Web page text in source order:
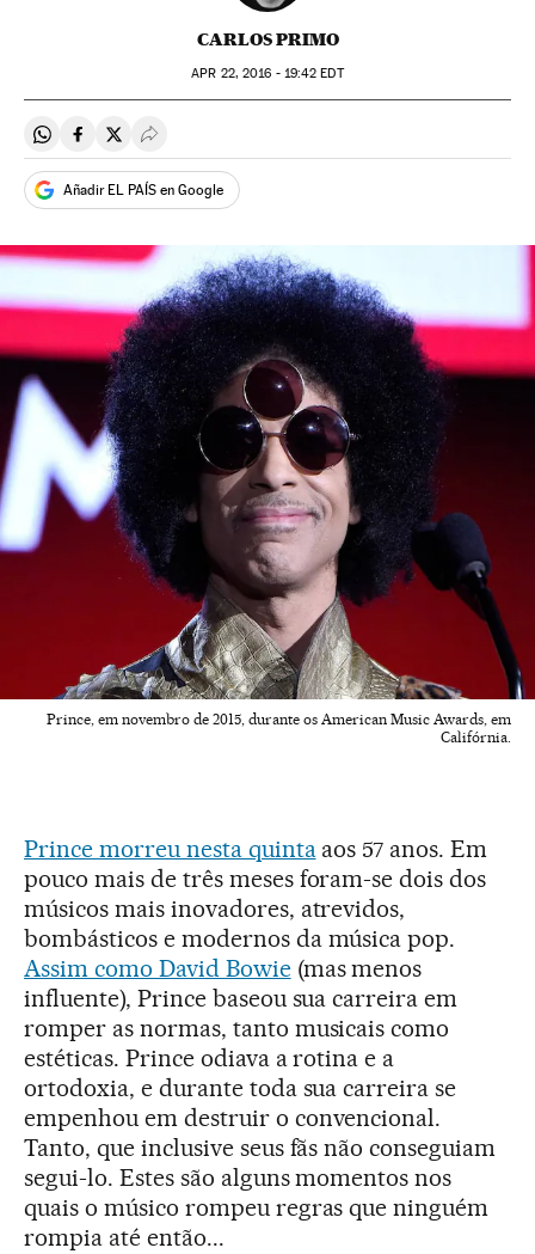
CARLOS PRIMO
APR 22, 2016 - 19:42 EDT
Compartir en Whatsapp
Compartir en Facebook
Compartir en Twitter
Desplegar Redes Sociales
Añadir EL PAÍS en Google
Prince, em novembro de 2015, durante os American Music Awards, em
Califórnia.
Prince morreu nesta quintaaos 57 anos. Em
pouco mais de três meses foram-se dois dos
músicos mais inovadores, atrevidos,
bombásticos e modernos da música pop.
Assim como David Bowie(mas menos
influente), Prince baseou sua carreira em
romper as normas, tanto musicais como
estéticas. Prince odiava a rotina e a
ortodoxia, e durante toda sua carreira se
empenhou em destruir o convencional.
Tanto, que inclusive seus fãs não conseguiam
segui-lo. Estes são alguns momentos nos
quais o músico rompeu regras que ninguém
rompia até então...